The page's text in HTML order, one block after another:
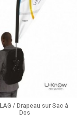
/ Drapeau sur Sac à
Dos